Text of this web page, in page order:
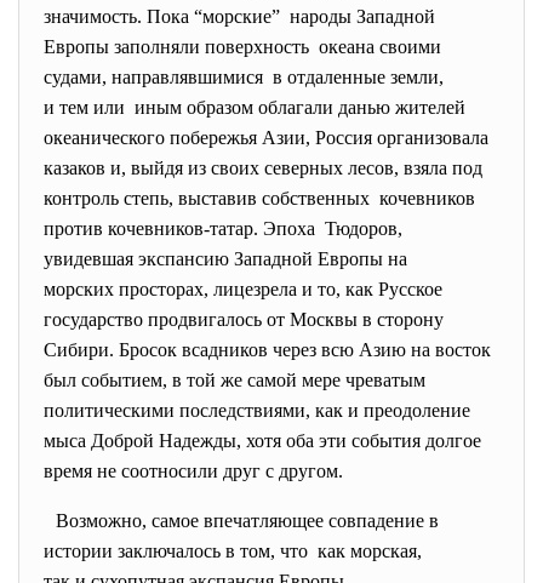
значимость. Пока “морские” народы Западной
Европы заполняли поверхность океана своими
судами, направлявшимися в отдаленные земли,
и тем или иным образом облагали данью жителей
океанического побережья Азии, Россия организовала
казаков и, выйдя из своих северных лесов, взяла под
контроль степь, выставив собственных кочевников
против кочевников-татар. Эпоха Тюдоров,
увидевшая экспансию Западной Европы на
морских просторах, лицезрела и то, как Русское
государство продвигалось от Москвы в сторону
Сибири. Бросок всадников через всю Азию на восток
был событием, в той же самой мере чреватым
политическими последствиями, как и преодоление
мыса Доброй Надежды, хотя оба эти события долгое
время не соотносили друг с другом.
Возможно, самое впечатляющее совпадение в
истории заключалось в том, что как морская,